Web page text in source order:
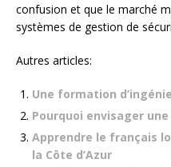
confusion et que le marché
systèmes de gestion de
Autres articles:
Une formation
Pourquoi envisager
Apprendre le français
la Côte d’Azur